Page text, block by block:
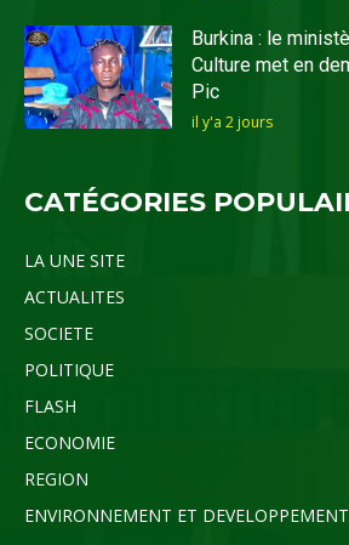
Burkina : le
Culture met en
Pic
il y'a 2 jours
CATÉGORIES
LA UNE SITE
ACTUALITES
SOCIETE
POLITIQUE
FLASH
ECONOMIE
REGION
ENVIRONNEMENT ET DEVELOPPEMENT